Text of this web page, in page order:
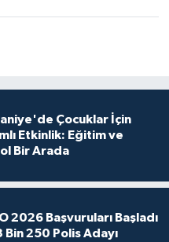
Çocuklar İçin
Etkinlik: Eğitim ve
Bir Arada
2026 Başvuruları Başladı
Bin 250 Polis Adayı